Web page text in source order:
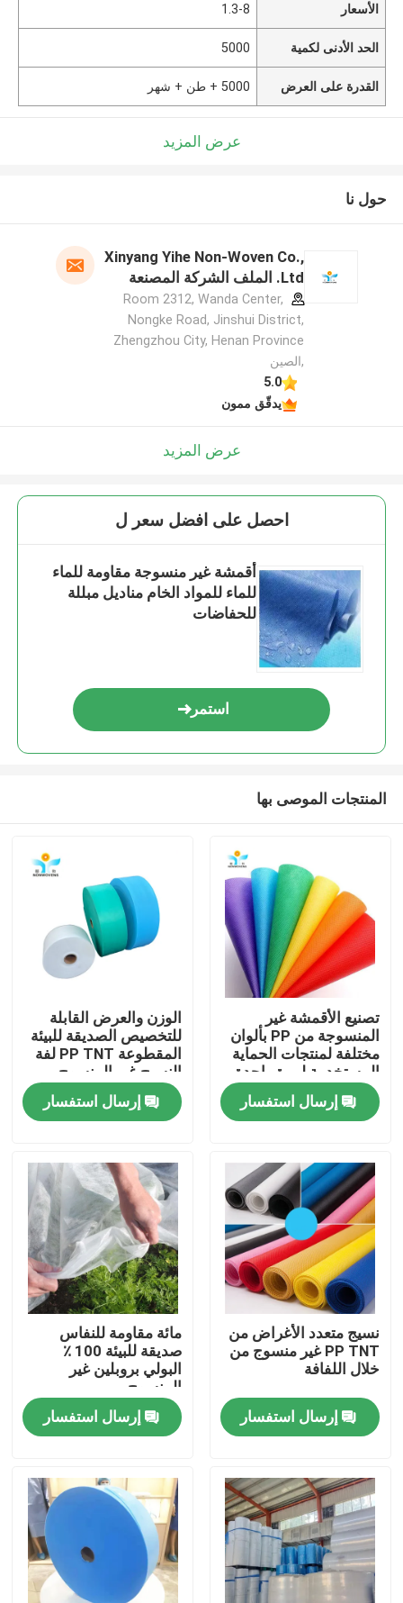
مسكن
معلومات عنا
جولة في المعمل
مراقبة الجودة
اتصل بنا
اطلب اقتباس
ملابس واقية يمكن التخلص منها
بذلات واقية يمكن التخلص منها
معطف واقي يمكن التخلص منه
الأسعار 1.3-8
الحد الأدنى لكمية 5000
القدرة على العرض 5000 + طن + شهر
عرض المزيد
حول نا
Xinyang Yihe Non-Woven Co.,
Ltd. الملف الشركة المصنعة
Room 2312, Wanda Center,
Nongke Road, Jinshui District,
Zhengzhou City, Henan Province
,الصين
5.0
يدقّق ممون
عرض المزيد
احصل على افضل سعر ل
أقمشة غير منسوجة مقاومة للماء
للماء للمواد الخام مناديل مبللة
للحفاضات
استمر
المنتجات الموصى بها
تصنيع الأقمشة غير
المنسوجة من PP بألوان
مختلفة لمنتجات الحماية
المستخدمة لمرة واحدة
إرسال استفسار
الوزن والعرض القابلة
للتخصيص الصديقة للبيئة
المقطوعة PP TNT لفة
النسيج غير المنسوج
إرسال استفسار
نسيج متعدد الأغراض من
PP TNT غير منسوج من
خلال اللفافة
إرسال استفسار
مائة مقاومة للنفاس
صديقة للبيئة 100 ٪
البولي بروبلين غير
المنسوج
إرسال استفسار